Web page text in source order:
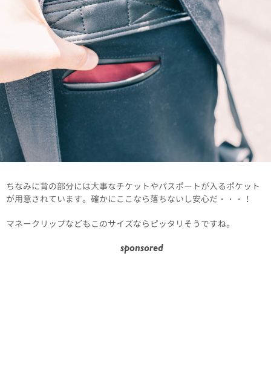
ちなみに背の部分には大事なチケットやパスポートが入るポケット
が用意されています。確かにここなら落ちないし安心だ・・・！
マネークリップなどもこのサイズならピッタリそうですね。
sponsored